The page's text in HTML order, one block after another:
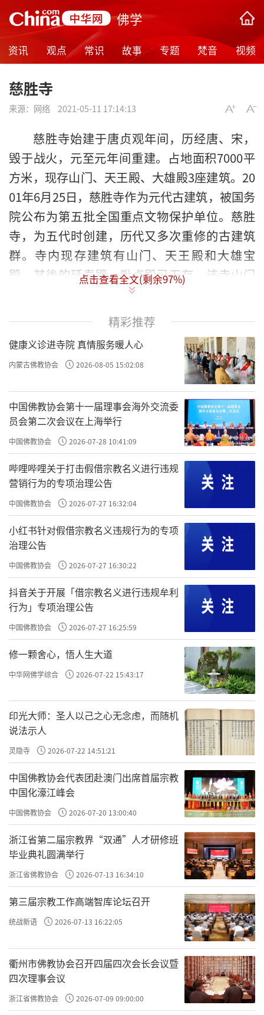
佛学
资讯 观点 常识 故事 专题 梵音 视频
慈胜寺
来源： 网络 2021-05-11 17:14:13
慈胜寺始建于唐贞观年间，历经唐、宋，
毁于战火，元至元年间重建。占地面积7000平
方米，现存山门、天王殿、大雄殿3座建筑。20
01年6月25日，慈胜寺作为元代古建筑，被国务
院公布为第五批全国重点文物保护单位。慈胜
寺，为五代时创建，历代又多次重修的古建筑
群。寺内现存建筑有山门、天王殿和大雄宝
殿，其後的延寿殿、毗卢殿已无存。该寺山门
原名金刚殿，面阔三间，进深五架椽，单檐悬
山顶，上覆灰瓦。正脊与垂脊皆用黄绿色琉
璃。整个山门造型和建筑结构系後人按照元制
仿造，显得古朴大方。.
河南省温县城西二十二公里的番田镇大吴
村，是温县、孟县、沁阳三县交界地带，应该
说这是一个非常偏僻的村庄。通往大吴村的路
两旁簇拥著无边的青纱帐，青翠的玉米棒结结
实实地长在玉米秆的「腰」间，暗红色的高粱
穗随风轻盈地摇曳。那段柏油路是三十多年前
修的，路面坑坑洼洼，大坑小坑连成了片。
在焦作丰饶的黄（河）、沁（水）冲积平
原上，这是个最寻常不过的村庄。但这个小村
庄有一座千年古刹－－慈胜寺，走进这座古建
筑，让人恍然走进了大吴村的前世，也让人不
能不感叹河南历史文化积淀的深厚。
慈胜寺，为五代时创建，历代又多次重修
的古建筑群。寺内现存建筑有山门、天王殿和
大雄宝殿，其後的延寿殿、毗卢殿已无存。
元代繁华「隐」小村在外行人看来，慈胜
寺实在是个不起眼的寺院。这座寺院既没有青
山拱卫、绿水环绕，更未处於繁华都市。
虽然有人称慈胜寺「前临黄河，後有太行
作屏，隔河与古代著名的关隘虎牢关相望。远
处邙山，历历在目，景色优美如画，清幽异
常」，但看著眼前的温县番田镇大吴村慈胜
寺，仅是平原上的一个普通村落，离黄河几十
里远，太行山就更看不见了。
慈胜寺不起眼，还在於这座古寺如今只有
三座建筑，规模也称不上宏大，并且其中的一
座还是十多年前重建的。但这座古寺肯定有不
寻常的地方，那麽多名满天下的寺院都不过是
省级重点文物保护单位，而这小村中的慈胜寺
却赫然是全国重点文物保护单位，这不会是没
点击查看全文(剩余97%)
精彩推荐
健康义诊进寺院 真情服务暖人心
内蒙古佛教协会 2026-08-05 15:02:08
中国佛教协会第十一届理事会海外交流委
员会第二次会议在上海举行
中国佛教协会 2026-07-28 10:41:09
哔哩哔哩关于打击假借宗教名义进行违规
营销行为的专项治理公告
中国佛教协会 2026-07-27 16:32:04
小红书针对假借宗教名义违规行为的专项
治理公告
中国佛教协会 2026-07-27 16:30:22
抖音关于开展「借宗教名义进行违规牟利
行为」专项治理公告
中国佛教协会 2026-07-27 16:25:59
修一颗舍心，悟人生大道
中华网佛学综合 2026-07-22 15:43:17
印光大师：圣人以己之心无念虑，而随机
说法示人
灵隐寺 2026-07-22 14:51:21
中国佛教协会代表团赴澳门出席首届宗教
中国化濠江峰会
中国佛教协会 2026-07-20 13:00:40
浙江省第二届宗教界“双通”人才研修班
毕业典礼圆满举行
浙江省佛教协会 2026-07-13 16:34:10
第三届宗教工作高端智库论坛召开
统战新语 2026-07-13 16:22:05
衢州市佛教协会召开四届四次会长会议暨
四次理事会议
浙江省佛教协会 2026-07-09 09:00:00